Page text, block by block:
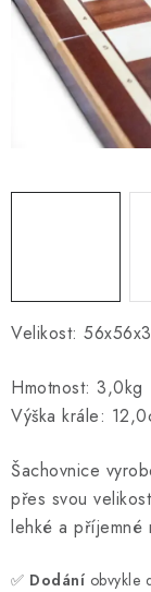
ŠACHOVÝ
Velikost:
Hmotnost: 3,0kg
Výška krále:
Šachovnice
přes svou
lehké a příjemné
✅ Dodání obvykle